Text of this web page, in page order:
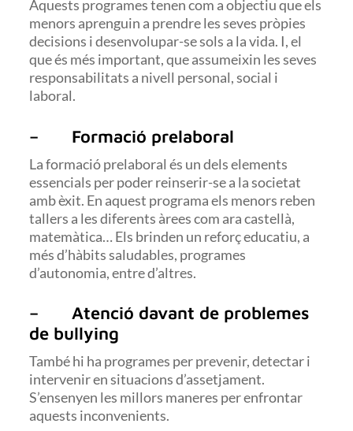
Aquests programes tenen com a objectiu que els
menors aprenguin a prendre les seves pròpies
decisions i desenvolupar-se sols a la vida. I, el
que és més important, que assumeixin les seves
responsabilitats a nivell personal, social i
laboral.
– Formació prelaboral
La formació prelaboral és un dels elements
essencials per poder reinserir-se a la societat
amb èxit. En aquest programa els menors reben
tallers a les diferents àrees com ara castellà,
matemàtica… Els brinden un reforç educatiu, a
més d’hàbits saludables, programes
d’autonomia, entre d’altres.
– Atenció davant de problemes
de bullying
També hi ha programes per prevenir, detectar i
intervenir en situacions d’assetjament.
S’ensenyen les millors maneres per enfrontar
aquests inconvenients.